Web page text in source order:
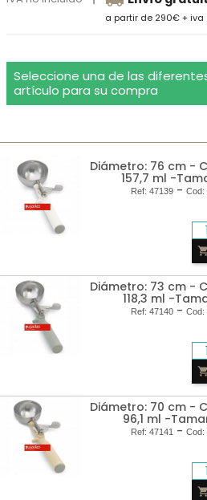
a partir de 290€ + iva
Seleccione una de las
artículo para su compra
Diámetro: 76 cm -
157,7 ml -
Ref: 47139 - Cod:

Diámetro: 73 cm -
118,3 ml -
Ref: 47140 - Cod:

Diámetro: 70 cm -
96,1 ml -
Ref: 47141 - Cod:
